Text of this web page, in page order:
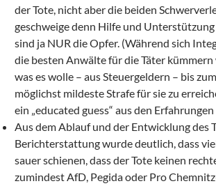
der Tote, nicht aber die beiden
geschweige denn Hilfe und
sind ja NUR die Opfer. (Während sich
die besten Anwälte für die Täter
was es wolle – aus Steuergeldern – bis
möglichst mildeste Strafe für sie zu
ein „educated guess“ aus den
Aus dem Ablauf und der Entwicklung des
Berichterstattung wurde deutlich, dass
sauer schienen, dass der Tote keinen
zumindest AfD, Pegida oder Pro